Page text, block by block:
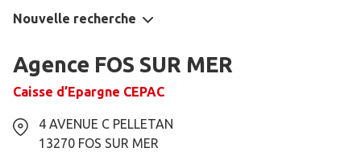
Nouvelle recherche
Agence FOS SUR MER
Caisse d’Epargne CEPAC
4 AVENUE C PELLETAN
13270 FOS SUR MER